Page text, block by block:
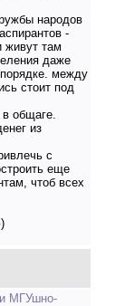
народов
-
живут там
даже
между
стоит под
общаге.
из
с
еще
чтоб всех
МГУшно-